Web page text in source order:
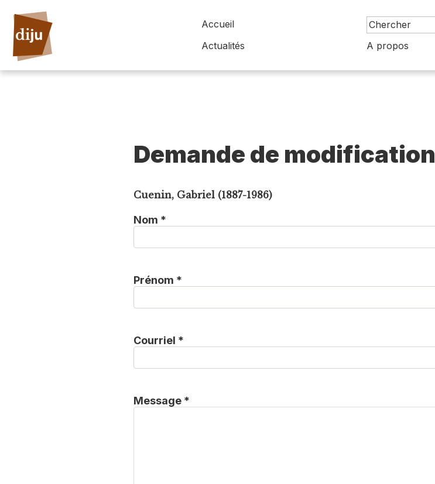
Accueil
Actualités
A propos
Demande de modification
Cuenin, Gabriel (1887-1986)
Nom *
Prénom *
Courriel *
Message *